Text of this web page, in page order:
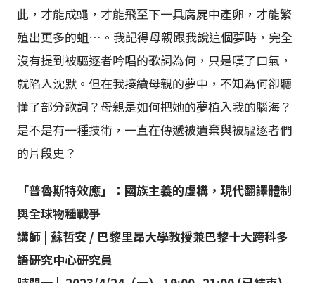
此，才能成蠅，才能飛至下一具腐屍中產卵，才能繁
殖出更多的蛆…。我記得母親跟我說這個夢時，完全
沒有提到被驅逐者吟唱的歌詞為何，只是嘆了口氣，
就陷入沈默。但在我接續母親的夢中，不知為何卻聽
懂了部分歌詞？母親是如何把她的夢植入我的腦海？
是不是有一種技術，一直在傳遞被遺棄與被驅逐者們
的片段史？
「普魯斯特效應」：國族主義的虛構，現代翻譯體制
與全球物種戰爭
講師 | 蘇哲安 / 巴黎里昂大學教授兼巴黎十大跨科多
語研究中心研究員